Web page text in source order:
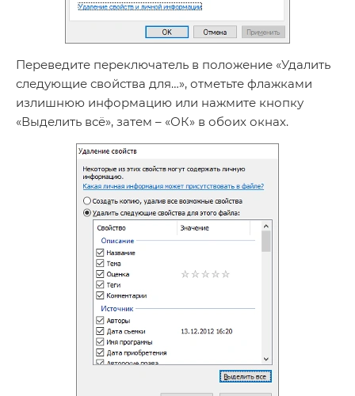
Переведите переключатель в положение «Удалить
следующие свойства для…», отметьте флажками
излишнюю информацию или нажмите кнопку
«Выделить всё», затем – «ОК» в обоих окнах.